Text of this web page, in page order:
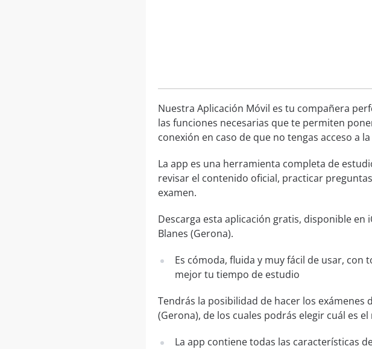
Nuestra Aplicación Móvil es tu compañera
las funciones necesarias que te permiten
conexión en caso de que no tengas acceso a
La app es una herramienta completa de
revisar el contenido oficial, practicar
examen.
Descarga esta aplicación gratis, disponible
Blanes (Gerona).
Es cómoda, fluida y muy fácil de usar,
mejor tu tiempo de estudio
Tendrás la posibilidad de hacer los exámenes
(Gerona), de los cuales podrás elegir cuál es
La app contiene todas las características